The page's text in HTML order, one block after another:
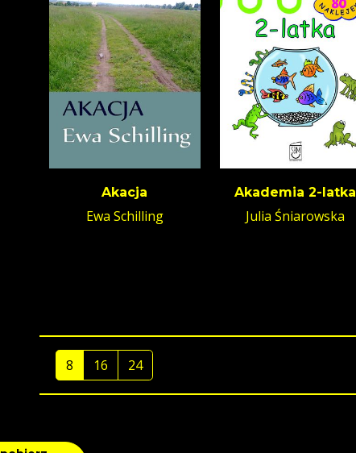
Akacja
Ewa Schilling
Akademia 2-latka
Julia Śniarowska
8 16 24